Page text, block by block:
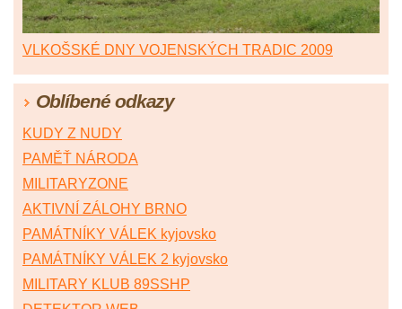
VLKOŠSKÉ DNY VOJENSKÝCH TRADIC 2009
Oblíbené odkazy
KUDY Z NUDY
PAMĚŤ NÁRODA
MILITARYZONE
AKTIVNÍ ZÁLOHY BRNO
PAMÁTNÍKY VÁLEK kyjovsko
PAMÁTNÍKY VÁLEK 2 kyjovsko
MILITARY KLUB 89SSHP